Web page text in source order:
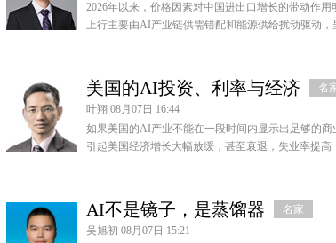
2026年以来，价格因素对中国进出口增长的带动作
上行主要由AI产业链供需错配和能源供给扰动驱动，
美国的AI投资、利率与经济
名
叶翔 08月07日 16:44
如果美国的AI产业不能在一段时间内显示出足够的
引起美国经济增长大幅放缓，甚至衰退，失业率提高
AI不是镜子，是蒸馏器
名家
吴旭初 08月07日 15:21